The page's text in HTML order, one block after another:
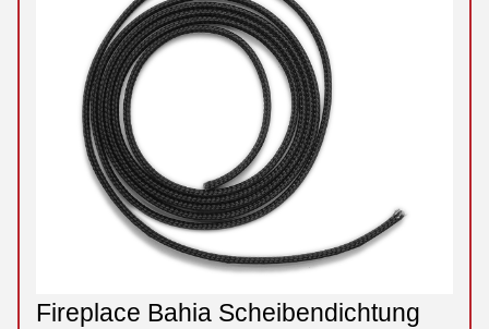
Fireplace Bahia Scheibendichtung